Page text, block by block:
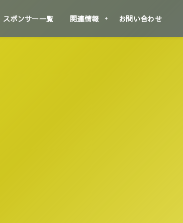
スポンサー一覧 関連情報 お問い合わせ